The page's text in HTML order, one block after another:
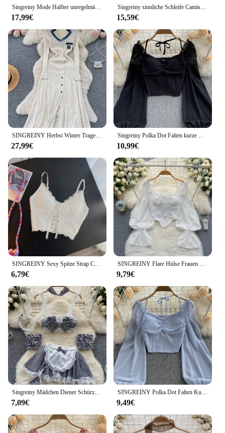
Singreiny Mode Halfter unregelmäßig sexy Kleid Frauen ärmellose Schnürung dünnes Kleid weibliche feste Falten Streetwear Midi langes Kleid
17,99€
Singreiny sinnliche Schleife Camis sexy Kleid 2024 ärmellose V-Ausschnitt Patchwork schlankes Kleid weibliche Streetwear Spitze gespleißt sexy Kleid
15,59€
SINGREINY Herbst Winter Tragen Kleid Frauen Polo Einreiher Tasche Design Bodycon Stricken Temperament Pullover Lange Kleider
27,99€
Singreiny Polka Dot Falten kurze Bluse Sommer Slash Neck Langarm Frauen Krawatte Halfter elastische Taille Mode Französisch Beach Top
10,99€
6,79€ 9,79€
7,09€ 9,49€